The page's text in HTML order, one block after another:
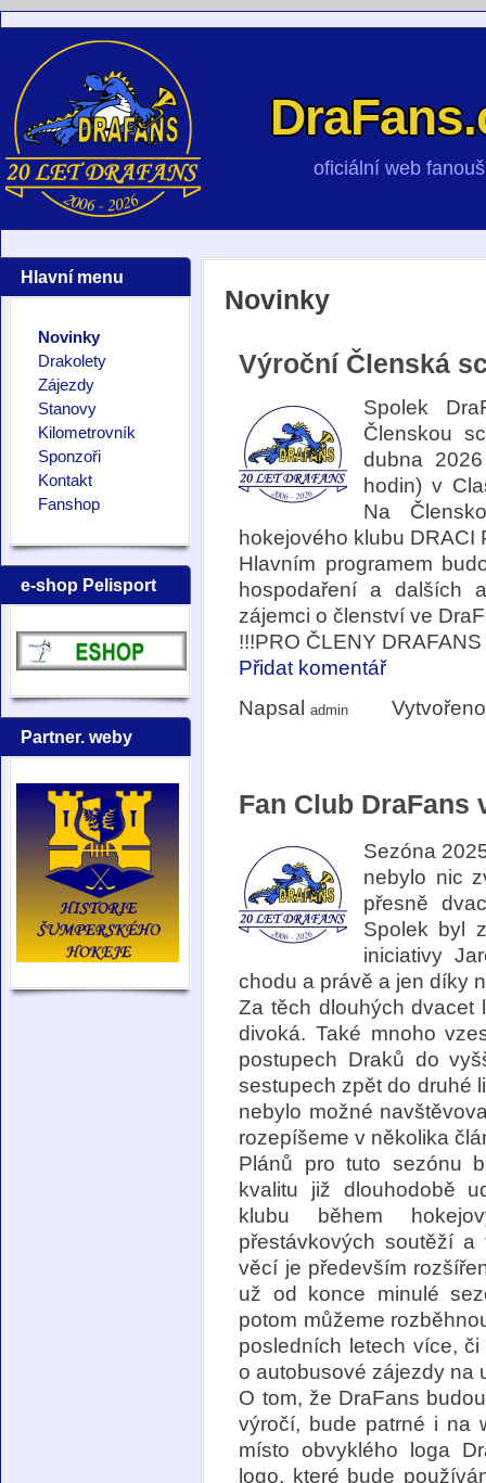
oficiální web
Hlavní menu
Novinky
Drakolety
Zájezdy
Stanovy
Kilometrovník
Sponzoři
Kontakt
Fanshop
e-shop Pelisport
Partner. weby
Novinky
Výroční Členská
Spolek
Členskou
dubna
hodin) v
Na
hokejového klubu DRACI
Hlavním programem
hospodaření a dalších
zájemci o členství ve
!!!PRO ČLENY
Přidat komentář
Napsaladmin
Fan Club DraFans
Sezóna
nebylo nic
přesně
Spolek byl
iniciativy
chodu a právě a jen díky
Za těch dlouhých dvacet
divoká. Také mnoho
postupech Draků do
sestupech zpět do druhé
nebylo možné
rozepíšeme v několika
Plánů pro tuto sezónu
kvalitu již dlouhodobě
klubu během
přestávkových soutěží
věcí je především
už od konce minulé
potom můžeme
posledních letech více,
o autobusové zájezdy na
O tom, že DraFans
výročí, bude patrné i na
místo obvyklého loga
logo, které bude